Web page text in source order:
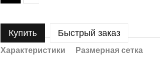
Купить Быстрый заказ
Характеристики Размерная сетка